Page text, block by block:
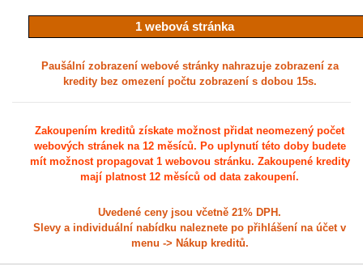
1 webová stránka
Paušální zobrazení webové stránky nahrazuje zobrazení za
kredity bez omezení počtu zobrazení s dobou 15s.
Zakoupením kreditů získate možnost přidat neomezený počet
webových stránek na 12 měsíců. Po uplynutí této doby budete
mít možnost propagovat 1 webovou stránku. Zakoupené kredity
mají platnost 12 měsíců od data zakoupení.
Uvedené ceny jsou včetně 21% DPH.
Slevy a individuální nabídku naleznete po přihlášení na účet v
menu -> Nákup kreditů.